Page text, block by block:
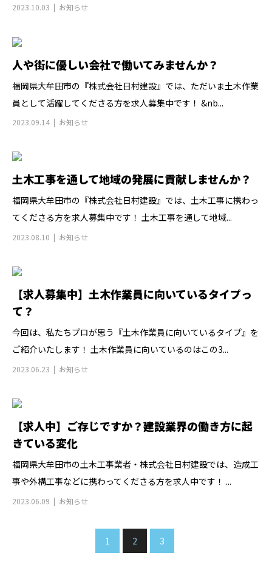
2023.10.03 お知らせ
人や街に優しい会社で働いてみませんか？
福岡県大牟田市の『株式会社日村建設』では、ただいま土木作業
員として活躍してくださる方を求人募集中です！ &nb...
2023.09.14 お知らせ
土木工事を通して地域の発展に貢献しませんか？
福岡県大牟田市の『株式会社日村建設』では、土木工事に携わっ
てくださる方を求人募集中です！ 土木工事を通して地域...
2023.08.10 お知らせ
【求人募集中】土木作業員に向いているタイプっ
て？
今回は、私たちプロが思う『土木作業員に向いているタイプ』を
ご紹介いたします！ 土木作業員に向いているのはこの3...
2023.06.23 お知らせ
【求人中】ご存じですか？建設業界の働き方に起
きている変化
福岡県大牟田市の土木工事業者・株式会社日村建設では、造成工
事や外構工事などに携わってくださる方を求人中です！ ...
2023.06.09 お知らせ
1 2 3